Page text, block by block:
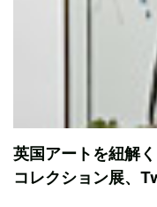
英国アートを紐解
コレクション展、